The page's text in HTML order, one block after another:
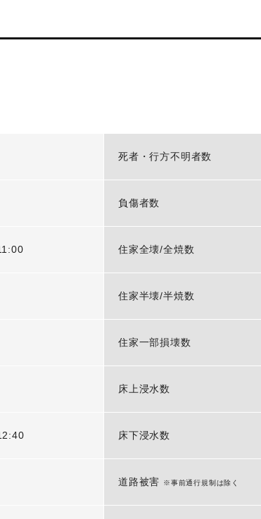
死者・行方不明者数
負傷者数
住家全壊/全焼数
住家半壊/半焼数
住家一部損壊数
床上浸水数
床下浸水数
道路被害 ※事前通行規制は除く